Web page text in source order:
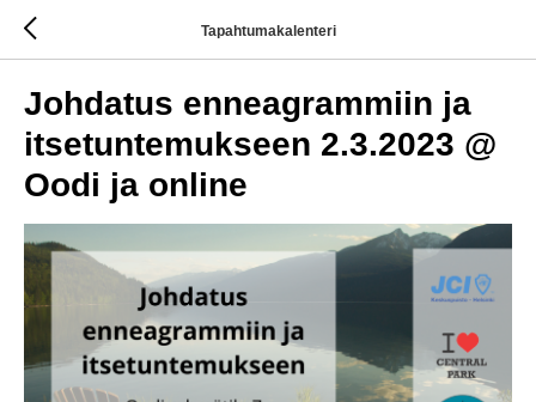
Tapahtumakalenteri
Johdatus enneagrammiin ja
itsetuntemukseen 2.3.2023 @
Oodi ja online